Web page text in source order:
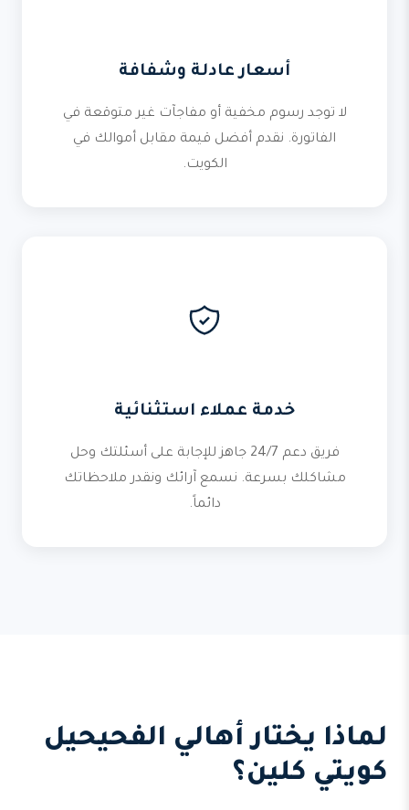
أسعار عادلة وشفافة
لا توجد رسوم مخفية أو مفاجآت غير متوقعة في
الفاتورة. نقدم أفضل قيمة مقابل أموالك في
الكويت.
خدمة عملاء استثنائية
فريق دعم 24/7 جاهز للإجابة على أسئلتك وحل
مشاكلك بسرعة. نسمع آرائك ونقدر ملاحظاتك
دائماً.
لماذا يختار أهالي الفحيحيل
كويتي كلين؟